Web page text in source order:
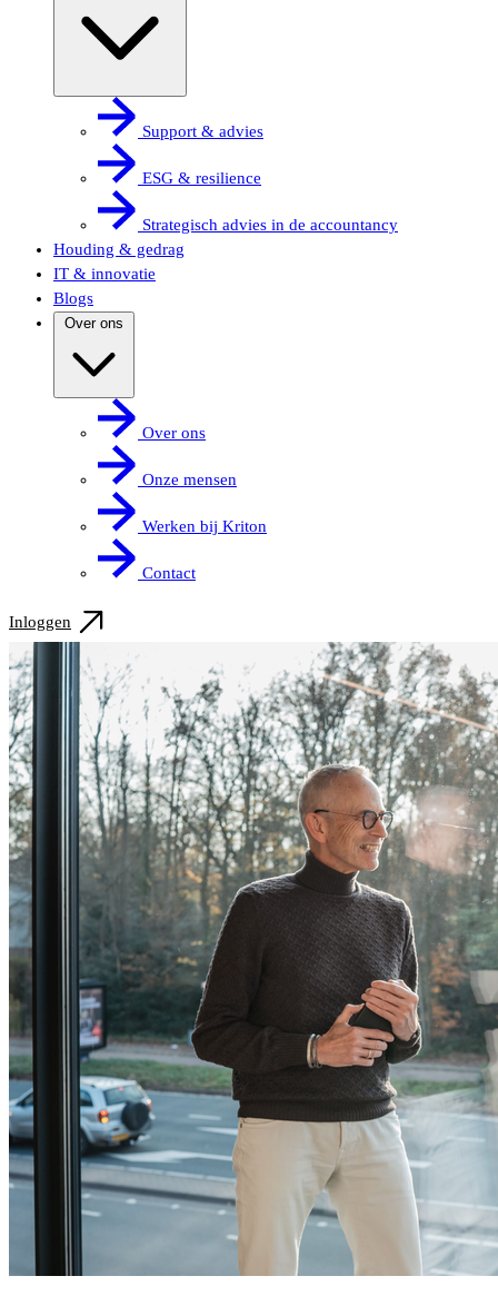
Support & advies
ESG & resilience
Strategisch advies in de accountancy
Houding & gedrag
IT & innovatie
Blogs
Over ons
Over ons
Onze mensen
Werken bij Kriton
Contact
Inloggen